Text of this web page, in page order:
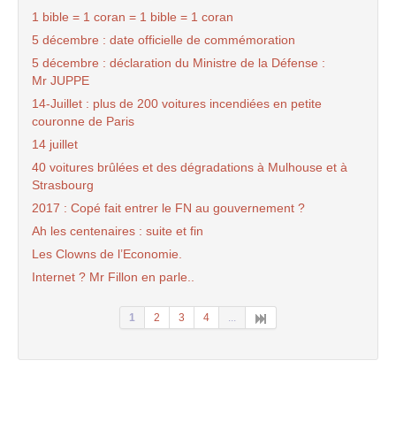
1 bible = 1 coran = 1 bible = 1 coran
5 décembre : date officielle de commémoration
5 décembre : déclaration du Ministre de la Défense :
Mr JUPPE
14-Juillet : plus de 200 voitures incendiées en petite
couronne de Paris
14 juillet
40 voitures brûlées et des dégradations à Mulhouse et à
Strasbourg
2017 : Copé fait entrer le FN au gouvernement ?
Ah les centenaires : suite et fin
Les Clowns de l’Economie.
Internet ? Mr Fillon en parle..
1 2 3 4